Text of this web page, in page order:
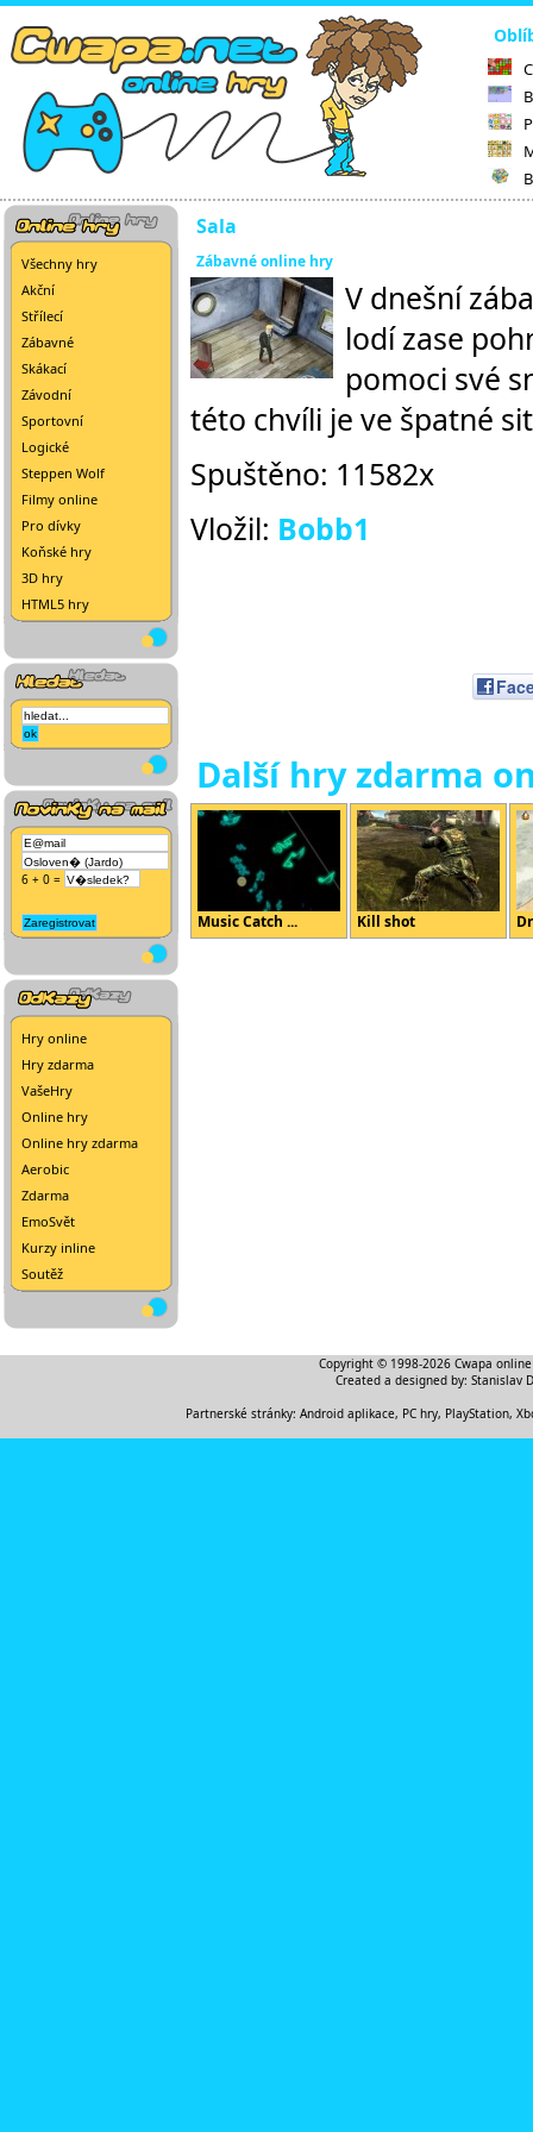
Všechny hry
Akční
Střílecí
Zábavné
Skákací
Závodní
Sportovní
Logické
Steppen Wolf
Filmy online
Pro dívky
Koňské hry
3D hry
HTML5 hry
6 + 0 =
Hry online
Hry zdarma
VašeHry
Online hry
Online hry zdarma
Aerobic
Zdarma
EmoSvět
Kurzy inline
Soutěž
Sala
Zábavné online hry
V dnešní
lodí zase
pomoci své
této chvíli je ve špatné
Spuštěno: 11582x
Vložil: Bobb1
Další hry zdarma
Music Catch ... Kill shot
Copyright © 1998-2026 Cwapa
Created a designed by: Stanislav
Partnerské stránky: Android aplikace, PC hry, PlayStation,